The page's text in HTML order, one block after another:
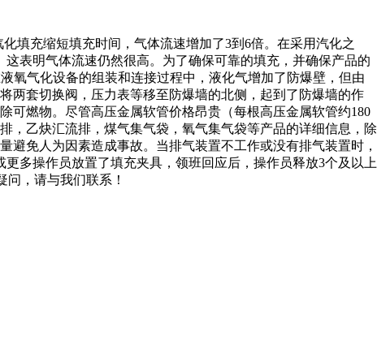
填充缩短填充时间，气体流速增加了3到6倍。在采用汽化之
表明气体流速仍然很高。为了确保可靠的填充，并确保产品的
氧气化设备的组装和连接过程中，液化气增加了防爆壁，但由
两套切换阀，压力表等移至防爆墙的北侧，起到了防爆墙的作
可燃物。尽管高压金属软管价格昂贵（每根高压金属软管约180
，乙炔汇流排，煤气集气袋，氧气集气袋等产品的详细信息，除
避免人为因素造成事故。当排气装置不工作或没有排气装置时，
多操作员放置了填充夹具，领班回应后，操作员释放3个及以上
，请与我们联系！